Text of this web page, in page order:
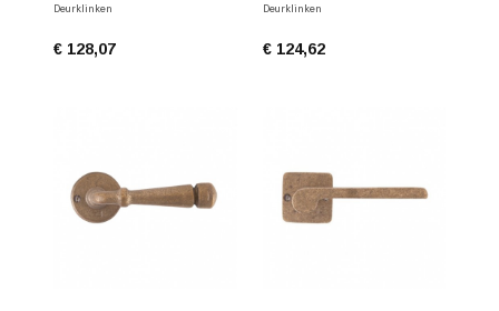
Deurklinken
€ 128,07
Deurklinken
€ 124,62